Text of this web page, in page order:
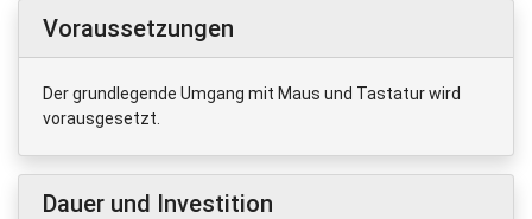
Voraussetzungen
Der grundlegende Umgang mit Maus und Tastatur wird
vorausgesetzt.
Dauer und Investition